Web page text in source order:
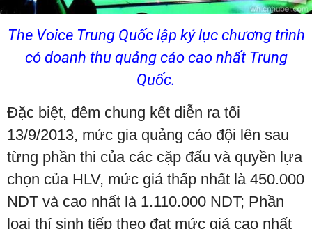
The Voice Trung Quốc lập kỷ lục chương trình
có doanh thu quảng cáo cao nhất Trung
Quốc.
Đặc biệt, đêm chung kết diễn ra tối
13/9/2013, mức gia quảng cáo đội lên sau
từng phần thi của các cặp đấu và quyền lựa
chọn của HLV, mức giá thấp nhất là 450.000
NDT và cao nhất là 1.110.000 NDT; Phần
loại thí sinh tiếp theo đạt mức giá cao nhất